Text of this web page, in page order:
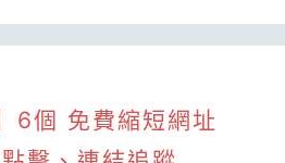
6個 免費縮短網址